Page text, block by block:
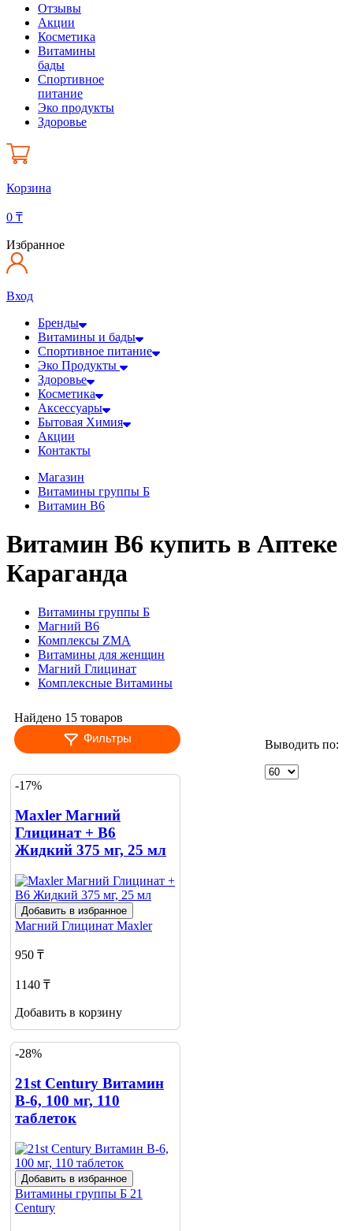
Отзывы
Акции
Косметика
Витамины
бады
Спортивное
питание
Эко продукты
Здоровье
Корзина
0 ₸
Избранное
Вход
Бренды
Витамины и бады
Спортивное питание
Эко Продукты
Здоровье
Косметика
Аксессуары
Бытовая Химия
Акции
Контакты
Магазин
Витамины группы Б
Витамин B6
Витамин B6 купить в Аптеке
Караганда
Витамины группы Б
Магний В6
Комплексы ZMA
Витамины для женщин
Магний Глицинат
Комплексные Витамины
Найдено 15 товаров
Фильтры
Выводить по:
-17%
Maxler Магний
Глицинат + В6
Жидкий 375 мг, 25 мл
Добавить в избранное
Магний Глицинат Maxler
950 ₸
1140 ₸
Добавить в корзину
-28%
21st Century Витамин
B-6, 100 мг, 110
таблеток
Добавить в избранное
Витамины группы Б 21
Century